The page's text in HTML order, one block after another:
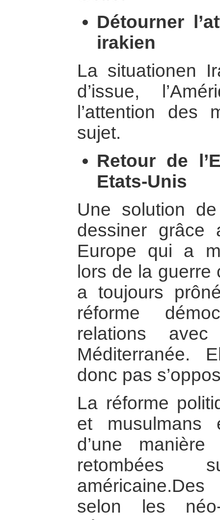
Détourner
irakien
La situationen
d’issue,
l’attention des
sujet.
Retour de
Etats-Unis
Une solution
dessiner grâce
Europe qui a
lors de la guerre
a toujours
réforme
relations
Méditerranée.
donc pas
La réforme
et musulmans
d’une
retombées
selon les néo-